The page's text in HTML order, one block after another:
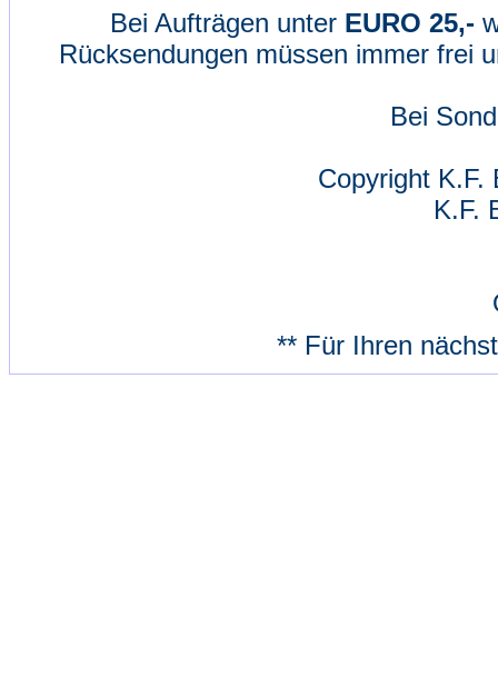
Bei Aufträgen unter EURO 25,-
Rücksendungen müssen immer frei
Bei
Copyright
K.F.
** Für Ihren